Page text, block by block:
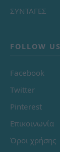
ΣΥΝΤΑΓΕΣ
FOLLOW US
Facebook
Twitter
Pinterest
Επικοινωνία
Όροι χρήσης